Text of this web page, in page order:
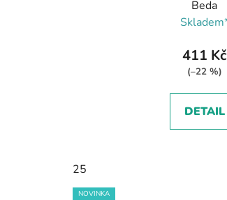
Beda
411 Kč
(–22 %)
DETAIL
25
NOVINKA